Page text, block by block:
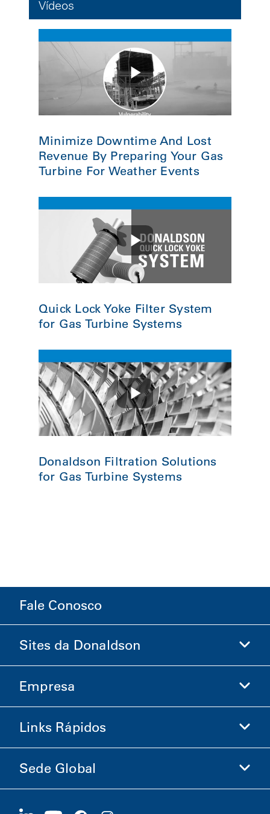
Vídeos
Minimize Downtime And Lost
Revenue By Preparing Your Gas
Turbine For Weather Events
Quick Lock Yoke Filter System
for Gas Turbine Systems
Donaldson Filtration Solutions
for Gas Turbine Systems
Fale Conosco
Sites da Donaldson
Donaldson Life Sciences
Empresa
Informações sobre a Empresa
Carreiras
Links Rápidos
Investidores
Sede Global